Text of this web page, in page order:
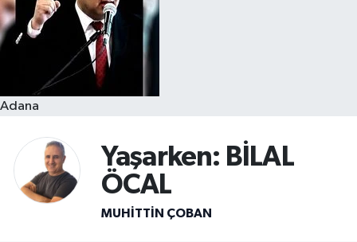
Adana
Yaşarken: BİLAL
ÖCAL
MUHITTIN ÇOBAN
Resmi İlanlar